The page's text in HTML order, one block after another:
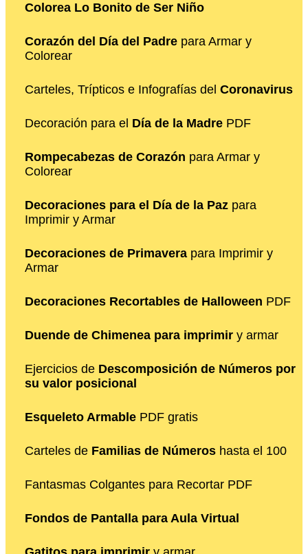
Colorea Lo Bonito de Ser Niño
Corazón del Día del Padre para Armar y
Colorear
Carteles, Trípticos e Infografías del Coronavirus
Decoración para el Día de la Madre PDF
Rompecabezas de Corazón para Armar y
Colorear
Decoraciones para el Día de la Paz para
Imprimir y Armar
Decoraciones de Primavera para Imprimir y
Armar
Decoraciones Recortables de Halloween PDF
Duende de Chimenea para imprimir y armar
Ejercicios de Descomposición de Números por
su valor posicional
Esqueleto Armable PDF gratis
Carteles de Familias de Números hasta el 100
Fantasmas Colgantes para Recortar PDF
Fondos de Pantalla para Aula Virtual